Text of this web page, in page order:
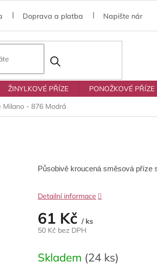
Doprava a platba Napište nám
ŽINYLKOVÉ PŘÍZE PONOŽKOVÉ PŘÍZE
Milano - 876 Modrá
61 Kč / ks
50 Kč bez DPH
cena:
Skladem (24 ks)
Působivě kroucená směsová příze
Detailní informace